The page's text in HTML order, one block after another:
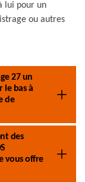
lui pour un
ou autres
27 un
le bas à
de
des
vous offre